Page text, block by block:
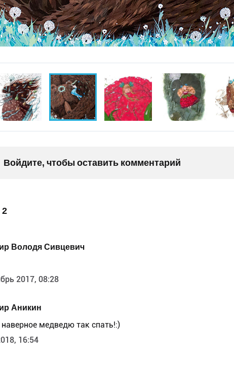
Войдите, чтобы оставить комментарий
2
Володя Сивцевич
2017, 08:28
Аникин
медведю так спать!:)
16:54